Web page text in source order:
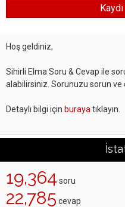
Hoş geldiniz,
Sihirli Elma Soru & Cevap ile
alabilirsiniz. Sorunuzu sorun ve
Detaylı bilgi için buraya tıklayın.
19,364 soru
22,785 cevap